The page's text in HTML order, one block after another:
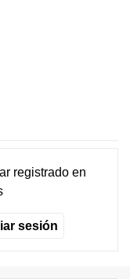
registradoen
sesión